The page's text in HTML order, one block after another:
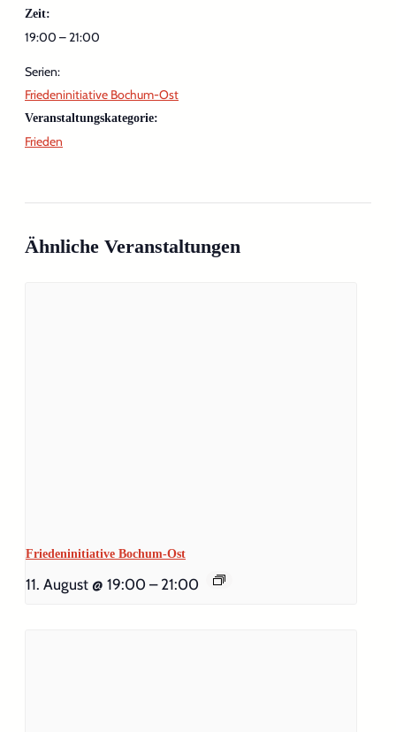
Zeit:
19:00 – 21:00
Serien:
Friedeninitiative Bochum-Ost
Veranstaltungskategorie:
Frieden
Ähnliche Veranstaltungen
Friedeninitiative Bochum-Ost
11. August @ 19:00 – 21:00